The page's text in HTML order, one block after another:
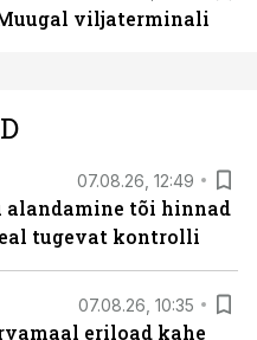
viljaterminali
07.08.26, 12:49
alandamine tõi hinnad
tugevat kontrolli
07.08.26, 10:35
eriload kahe